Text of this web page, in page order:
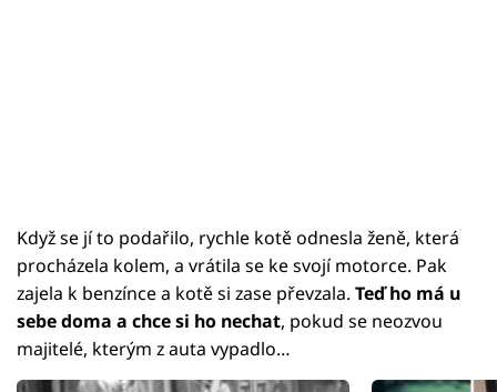
Když se jí to podařilo, rychle kotě odnesla ženě, která
procházela kolem, a vrátila se ke svojí motorce. Pak
zajela k benzínce a kotě si zase převzala. Teď ho má u
sebe doma a chce si ho nechat, pokud se neozvou
majitelé, kterým z auta vypadlo…